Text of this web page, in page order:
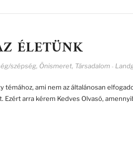
ÉLETÜNK
szépség, Önismeret, Társadalom -
témához, ami nem az általánosan
Ezért arra kérem Kedves Olvasó,